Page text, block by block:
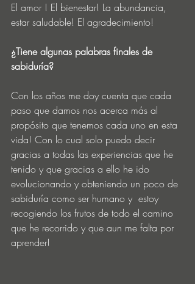
El amor ! El bienestar! La abundancia,
estar saludable! El agradecimiento!
¿Tiene algunas palabras finales de
sabiduría?
Con los años me doy cuenta que cada
paso que damos nos acerca más al
propósito que tenemos cada uno en esta
vida! Con lo cual solo puedo decir
gracias a todas las experiencias que he
tenido y que gracias a ello he ido
evolucionando y obteniendo un poco de
sabiduría como ser humano y  estoy
recogiendo los frutos de todo el camino
que he recorrido y que aun me falta por
aprender!